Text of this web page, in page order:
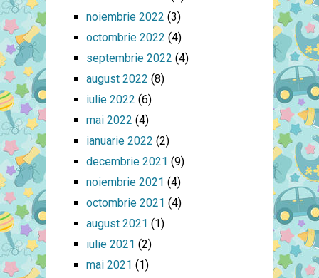
noiembrie 2022 (3)
octombrie 2022 (4)
septembrie 2022 (4)
august 2022 (8)
iulie 2022 (6)
mai 2022 (4)
ianuarie 2022 (2)
decembrie 2021 (9)
noiembrie 2021 (4)
octombrie 2021 (4)
august 2021 (1)
iulie 2021 (2)
mai 2021 (1)